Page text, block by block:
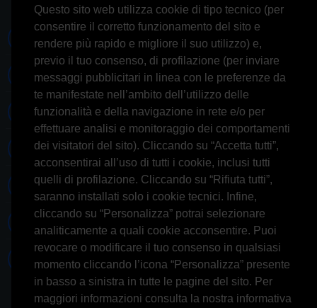
Questo sito web utilizza cookie di tipo tecnico (per
consentire il corretto funzionamento del sito e
rendere più rapido e migliore il suo utilizzo) e,
previo il tuo consenso, di profilazione (per inviare
messaggi pubblicitari in linea con le preferenze da
te manifestate nell’ambito dell’utilizzo delle
funzionalità e della navigazione in rete e/o per
effettuare analisi e monitoraggio dei comportamenti
dei visitatori del sito). Cliccando su “Accetta tutti”,
acconsentirai all’uso di tutti i cookie, inclusi tutti
quelli di profilazione. Cliccando su “Rifiuta tutti”,
saranno installati solo i cookie tecnici. Infine,
cliccando su “Personalizza” potrai selezionare
analiticamente a quali cookie acconsentire. Puoi
revocare o modificare il tuo consenso in qualsiasi
momento cliccando l’icona “Personalizza” presente
in basso a sinistra in tutte le pagine del sito. Per
maggiori informazioni consulta la nostra informativa
0697245677 0697245678
Whatsapp 3314433674
Informazioni generiche
Informazioni commerciali
Informazioni tecniche
Facebook